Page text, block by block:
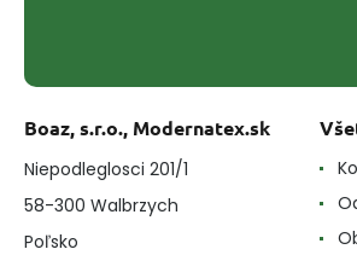
Boaz, s.r.o., Modernatex.sk
Niepodleglosci 201/1
58-300 Walbrzych
Poľsko